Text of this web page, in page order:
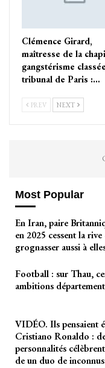
Clémence Girard,
maîtresse de la
gangstérisme
tribunal de Paris :…
PREV NEXT
Most Popular
En Iran, paire
en 2025 cessent la
grognasser aussi à
Football : sur Thau,
ambitions
VIDÉO. Ils pensaient
Cristiano Ronaldo :
personnalités
de un duo de